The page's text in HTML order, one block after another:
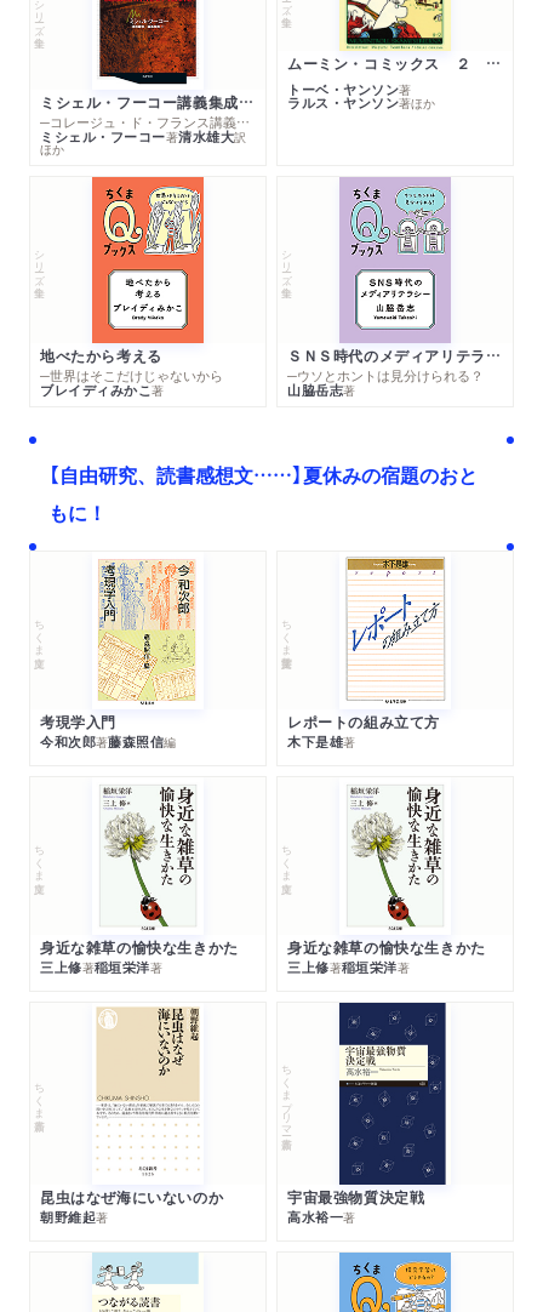
シリーズ・全集
ミシェル・フーコー講義集成１０ 主体性と真理
─コレージュ・ド・フランス講義１９８０－１９８１年度
ミシェル・フーコー著清水雄大訳
ほか
ムーミン・コミックス ２ あこがれの遠い土地
トーベ・ヤンソン著
ラルス・ヤンソン著ほか
シリーズ・全集
地べたから考える
─世界はそこだけじゃないから
ブレイディみかこ著
シリーズ・全集
ＳＮＳ時代のメディアリテラシー
─ウソとホントは見分けられる？
山脇岳志著
【自由研究、読書感想文……】夏休みの宿題のおと
もに！
ちくま文庫
考現学入門
今和次郎著藤森照信編
ちくま学芸文庫
レポートの組み立て方
木下是雄著
ちくま文庫
身近な雑草の愉快な生きかた
三上修著稲垣栄洋著
ちくま文庫
身近な雑草の愉快な生きかた
三上修著稲垣栄洋著
ちくま新書
昆虫はなぜ海にいないのか
朝野維起著
ちくまプリマー新書
宇宙最強物質決定戦
高水裕一著